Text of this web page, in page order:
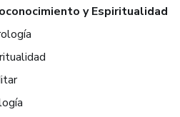
y Espiritualidad